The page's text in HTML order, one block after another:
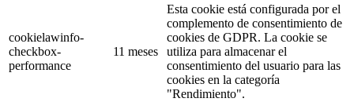
cookielawinfo-
checkbox-
performance
11 meses
Esta cookie está configurada por el
complemento de consentimiento de
cookies de GDPR. La cookie se
utiliza para almacenar el
consentimiento del usuario para las
cookies en la categoría
"Rendimiento".